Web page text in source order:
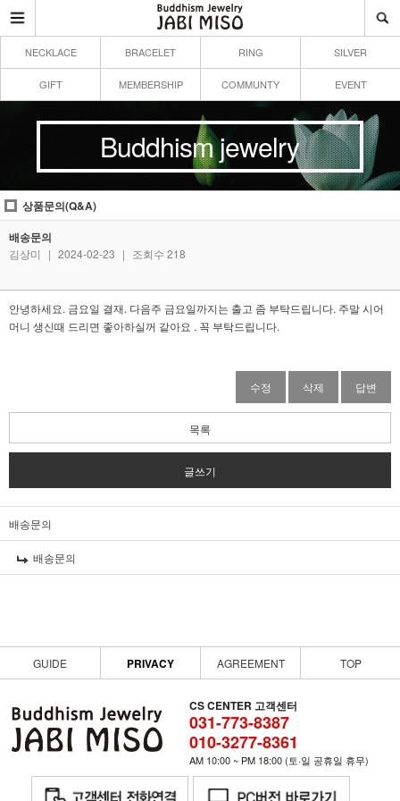
NECKLACE BRACELET RING SILVER
GIFT MEMBERSHIP COMMUNTY EVENT
Buddhism jewelry
상품문의(Q&A)
배송문의
김상미 | 2024-02-23 | 조회수 218
안녕하세요. 금요일 결재. 다음주 금요일까지는 출고 좀 부탁드립니다. 주말 시어
머니 생신때 드리면 좋아하실꺼 같아요 . 꼭 부탁드립니다.
수정 삭제 답변
목록
글쓰기
배송문의
배송문의
GUIDE PRIVACY AGREEMENT TOP
CS CENTER 고객센터
031-773-8387
010-3277-8361
AM 10:00 ~ PM 18:00 (토·일 공휴일 휴무)